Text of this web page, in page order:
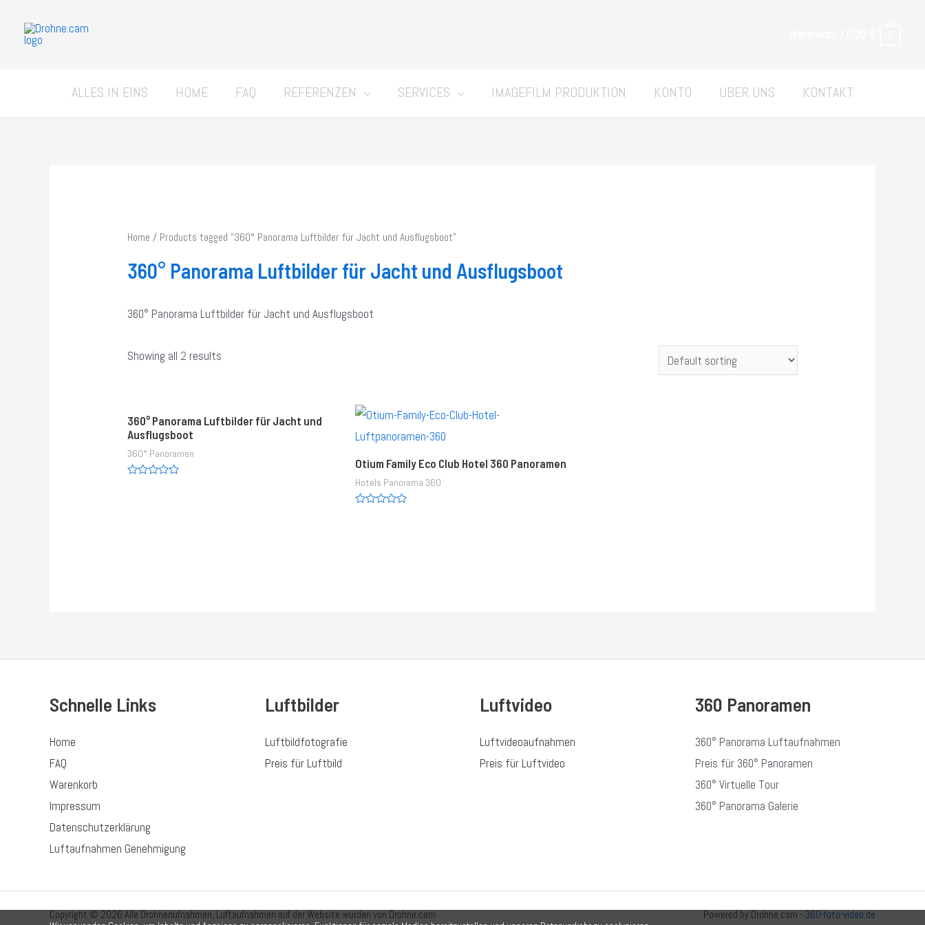
Inhalt
ALLES IN EINS HOME FAQ REFERENZEN SERVICES IMAGEFILM PRODUKTION KONTO ÜBER UNS KONTAKT
Home / Products tagged “360° Panorama Luftbilder für Jacht und Ausflugsboot”
360° Panorama Luftbilder für Jacht und Ausflugsboot
360° Panorama Luftbilder für Jacht und Ausflugsboot
Showing all 2 results
360° Panorama Luftbilder für Jacht und
Ausflugsboot
360° Panoramen
Otium Family Eco Club Hotel 360 Panoramen
Hotels Panorama 360
Schnelle Links
Home
FAQ
Warenkorb
Impressum
Datenschutzerklärung
Luftaufnahmen Genehmigung
Luftbilder
Luftbildfotografie
Preis für Luftbild
Luftvideo
Luftvideoaufnahmen
Preis für Luftvideo
360 Panoramen
360° Panorama Luftaufnahmen
Preis für 360° Panoramen
360° Virtuelle Tour
360° Panorama Galerie
Copyright © 2026 Alle Drohnenufnahmen, Luftaufnahmen auf der Website wurden von Drohne.cam Powered by Drohne.cam - 360-foto-video.de